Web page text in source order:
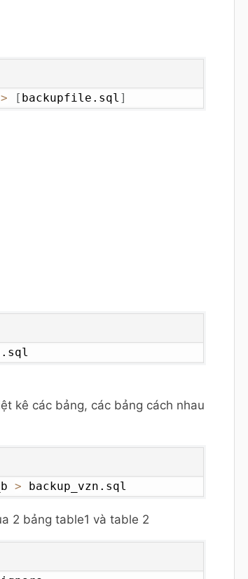
> [ backupfile.sql ]
kê các bảng, các bảng cách nhau
> backup_vzn.sql
2 bảng table1 và table 2